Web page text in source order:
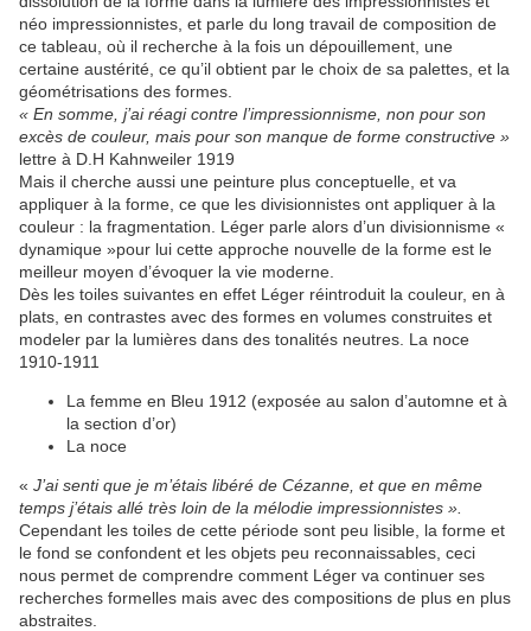
néo impressionnistes, et parle du long travail de composition de
ce tableau, où il recherche à la fois un dépouillement, une
certaine austérité, ce qu’il obtient par le choix de sa palettes, et la
géométrisations des formes.
« En somme, j’ai réagi contre l’impressionnisme, non pour son
excès de couleur, mais pour son manque de forme constructive »
lettre à D.H Kahnweiler 1919
Mais il cherche aussi une peinture plus conceptuelle, et va
appliquer à la forme, ce que les divisionnistes ont appliquer à la
couleur : la fragmentation. Léger parle alors d’un divisionnisme «
dynamique »pour lui cette approche nouvelle de la forme est le
meilleur moyen d’évoquer la vie moderne.
Dès les toiles suivantes en effet Léger réintroduit la couleur, en à
plats, en contrastes avec des formes en volumes construites et
modeler par la lumières dans des tonalités neutres. La noce
1910-1911
La femme en Bleu 1912 (exposée au salon d’automne et à
la section d’or)
La noce
« J’ai senti que je m’étais libéré de Cézanne, et que en même
temps j’étais allé très loin de la mélodie impressionnistes ».
Cependant les toiles de cette période sont peu lisible, la forme et
le fond se confondent et les objets peu reconnaissables, ceci
nous permet de comprendre comment Léger va continuer ses
recherches formelles mais avec des compositions de plus en plus
abstraites.